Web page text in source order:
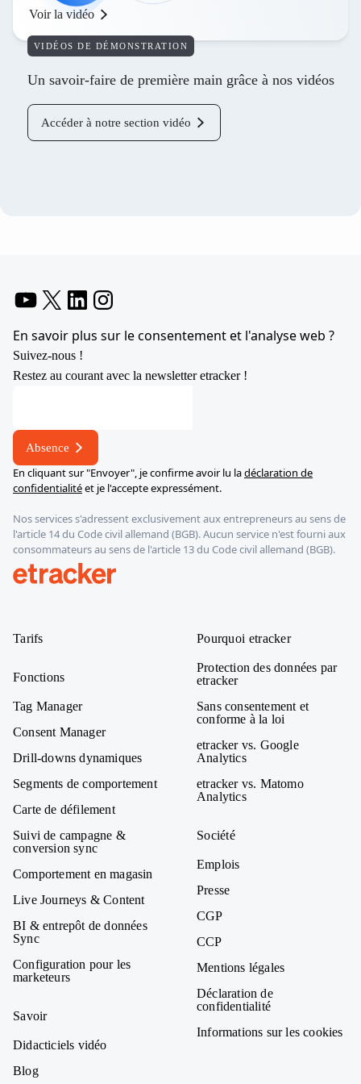
Voir la vidéo
VIDÉOS DE DÉMONSTRATION
Un savoir-faire de première main grâce à nos vidéos
Accéder à notre section vidéo
En savoir plus sur le consentement et l'analyse web ?
Suivez-nous !
Restez au courant avec la newsletter etracker !
électronique
Absence
En cliquant sur "Envoyer", je confirme avoir lu ladéclaration de
confidentialitéet je l'accepte expressément.
Nos services s'adressent exclusivement aux entrepreneurs au sens de
l'article 14 du Code civil allemand (BGB). Aucun service n'est fourni aux
consommateurs au sens de l'article 13 du Code civil allemand (BGB).
Tarifs
Fonctions
Tag Manager
Consent Manager
Drill-downs dynamiques
Segments de comportement
Carte de défilement
Suivi de campagne &
conversion sync
Comportement en magasin
Live Journeys & Content
BI & entrepôt de données
Sync
Configuration pour les
marketeurs
Savoir
Didacticiels vidéo
Blog
Pourquoi etracker
Protection des données par
etracker
Sans consentement et
conforme à la loi
etracker vs. Google
Analytics
etracker vs. Matomo
Analytics
Société
Emplois
Presse
CGP
CCP
Mentions légales
Déclaration de
confidentialité
Informations sur les cookies